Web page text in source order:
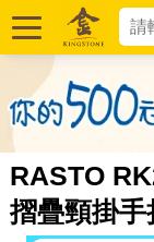
RASTO
摺疊頸掛手